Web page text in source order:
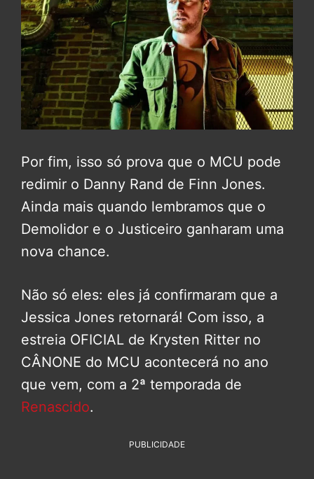
Por fim, isso só prova que o MCU pode
redimir o Danny Rand de Finn Jones.
Ainda mais quando lembramos que o
Demolidor e o Justiceiro ganharam uma
nova chance.
Não só eles: eles já confirmaram que a
Jessica Jones retornará! Com isso, a
estreia OFICIAL de Krysten Ritter no
CÂNONE do MCU acontecerá no ano
que vem, com a 2ª temporada de
Renascido.
PUBLICIDADE